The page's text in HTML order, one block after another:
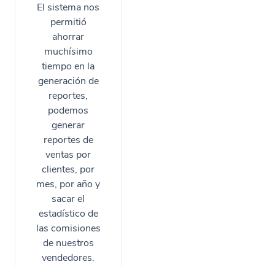
El sistema nos
permitió
ahorrar
muchísimo
tiempo en la
generación de
reportes,
podemos
generar
reportes de
ventas por
clientes, por
mes, por año y
sacar el
estadístico de
las comisiones
de nuestros
vendedores.